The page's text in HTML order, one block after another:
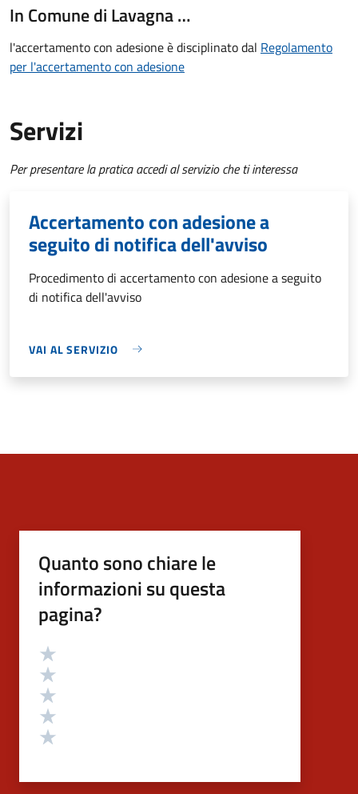
In Comune di Lavagna …
l'accertamento con adesione è disciplinato dal Regolamento
per l'accertamento con adesione
Servizi
Per presentare la pratica accedi al servizio che ti interessa
Accertamento con adesione a
seguito di notifica dell'avviso
Procedimento di accertamento con adesione a seguito
di notifica dell'avviso
VAI AL SERVIZIO
Quanto sono chiare le
informazioni su questa
pagina?
Valutazione